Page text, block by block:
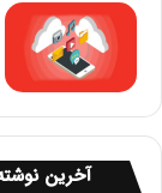
آخرین